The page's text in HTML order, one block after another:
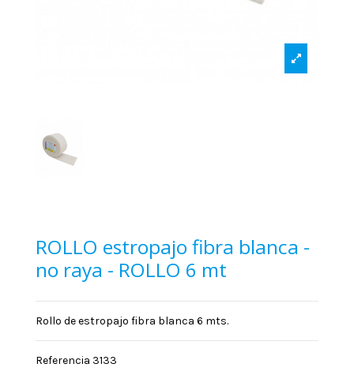
ROLLO estropajo fibra blanca -
no raya - ROLLO 6 mt
Rollo de estropajo fibra blanca 6 mts.
Referencia 3133